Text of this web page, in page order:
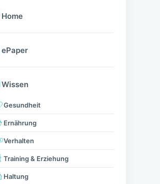
Home
ePaper
Wissen
Gesundheit
Ernährung
Verhalten
Training & Erziehung
Haltung